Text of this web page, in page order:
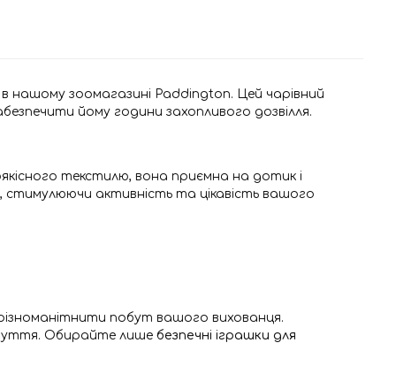
нашому зоомагазині Paddington. Цей чарівний
йому години захопливого дозвілля.
текстилю, вона приємна на дотик і
стимулюючи активність та цікавість вашого
побут вашого вихованця.
Обирайте лише безпечні іграшки для